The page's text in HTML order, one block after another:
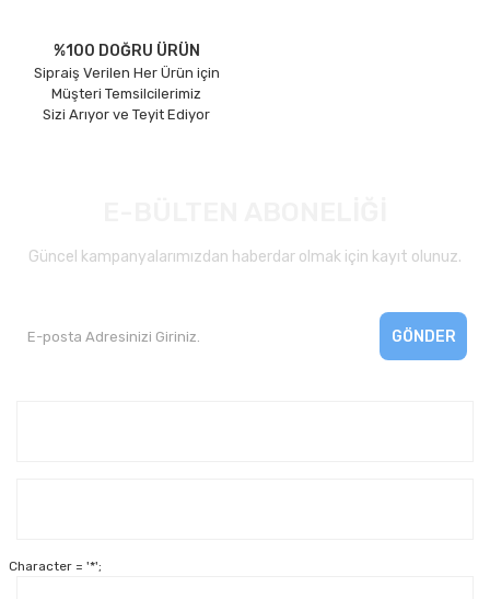
%100 DOĞRU ÜRÜN
Sipraiş Verilen Her Ürün için
Müşteri Temsilcilerimiz
Sizi Arıyor ve Teyit Ediyor
Güncel kampanyalarımızdan haberdar olmak için kayıt olunuz.
GÖNDER
Character = '*';